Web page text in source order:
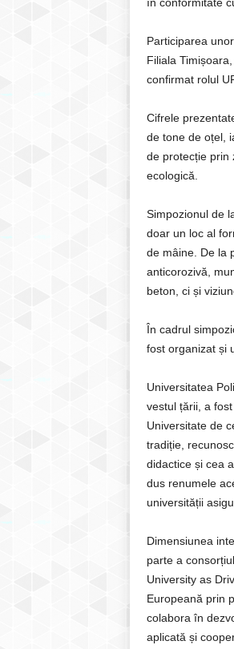
Participarea
Filiala
confirmat rolul
Cifrele
de tone de oțel,
de protecție prin
ecologică.
Simpozionul de
doar un loc al
de mâine. De la
anticorozivă,
beton, ci și
În cadrul
fost organizat și
Universitatea
vestul țării, a
Universitate de
tradiție,
didactice și cea
dus renumele
universității
Dimensiunea
parte a
University as
Europeană prin
colabora în
aplicată și